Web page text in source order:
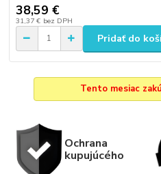
38,59 €
31,37 € bez DPH
Pridať do
Tento mesiac
Ochrana
kupujúcého